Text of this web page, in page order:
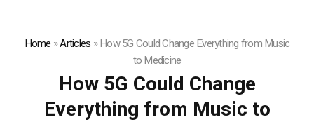
Home »Articles »How 5G Could Change Everything from Music
to Medicine
How 5G Could Change
Everything from Music to